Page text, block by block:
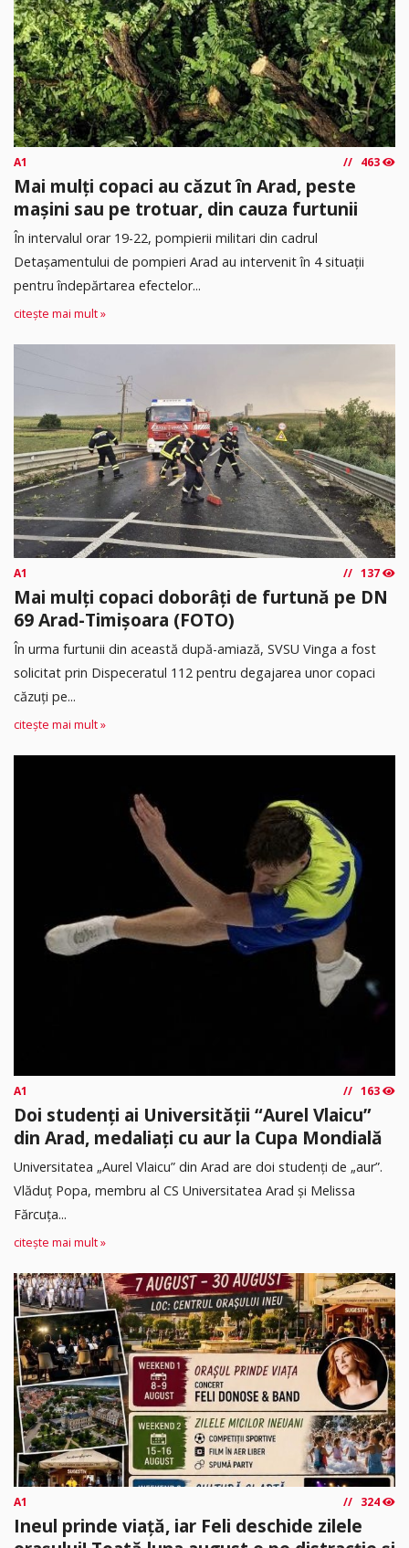
A1 463
Mai mulți copaci au căzut în Arad, peste
mașini sau pe trotuar, din cauza furtunii
În intervalul orar 19-22, pompierii militari din cadrul
Detașamentului de pompieri Arad au intervenit în 4 situații
pentru îndepărtarea efectelor...
citește mai mult »
A1 137
Mai mulți copaci doborâți de furtună pe DN
69 Arad-Timișoara (FOTO)
În urma furtunii din această după-amiază, SVSU Vinga a fost
solicitat prin Dispeceratul 112 pentru degajarea unor copaci
căzuți pe...
citește mai mult »
A1 163
Doi studenți ai Universității “Aurel Vlaicu”
din Arad, medaliați cu aur la Cupa Mondială
Universitatea „Aurel Vlaicu” din Arad are doi studenți de „aur”.
Vlăduț Popa, membru al CS Universitatea Arad și Melissa
Fărcuța...
citește mai mult »
A1 324
Ineul prinde viață, iar Feli deschide zilele